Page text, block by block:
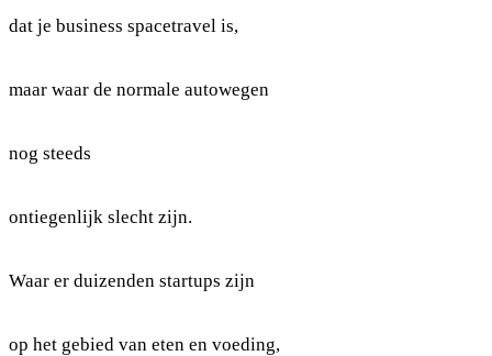
dat je business spacetravel is,
maar waar de normale autowegen
nog steeds
ontiegenlijk slecht zijn.
Waar er duizenden startups zijn
op het gebied van eten en voeding,